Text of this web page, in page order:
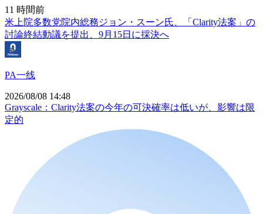
11 時間前
米上院多数党院内総務ジョン・スーン氏、「Clarity法案」の
討論終結動議を提出、9月15日に採決へ
PA一线
2026/08/08 14:48
Grayscale：Clarity法案の今年の可決確率は低いが、影響は限
定的